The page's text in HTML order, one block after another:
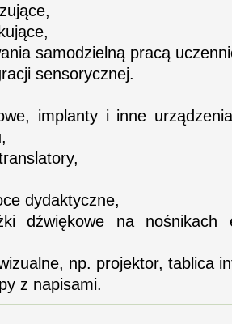
samodzielną pracą
sensorycznej.
implanty i inne
dydaktyczne,
dźwiękowe na nośnikach
np. projektor, tablica
z napisami.